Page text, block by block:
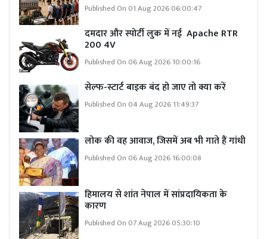
Published On 01 Aug 2026 06:00:47
दमदार और स्पोर्टी लुक में नई Apache RTR
200 4V
Published On 06 Aug 2026 10:00:16
सेल्फ-स्टार्ट बाइक बंद हो जाए तो क्या करें
Published On 04 Aug 2026 11:49:37
लोक की वह आवाज, जिसमें अब भी गाते हैं गांधी
Published On 06 Aug 2026 16:00:08
हिमालय से शांत नेपाल में सांप्रदायिकता के
कारण
Published On 07 Aug 2026 05:30:10